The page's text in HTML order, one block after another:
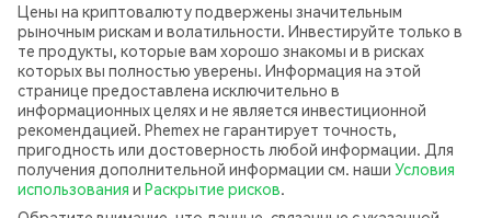
Цены на криптовалюту подвержены значительным
рыночным рискам и волатильности. Инвестируйте только в
те продукты, которые вам хорошо знакомы и в рисках
которых вы полностью уверены. Информация на этой
странице предоставлена исключительно в
информационных целях и не является инвестиционной
рекомендацией. Phemex не гарантирует точность,
пригодность или достоверность любой информации. Для
получения дополнительной информации см. наши Условия
использования и Раскрытие рисков.